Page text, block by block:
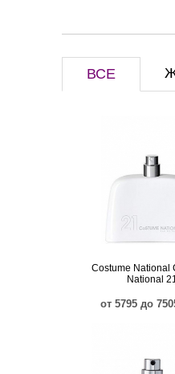
ВСЕ
Costume National
National
от 5795 до